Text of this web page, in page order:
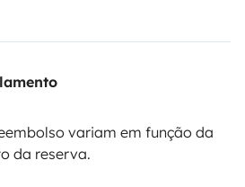
variam em função da
da reserva.